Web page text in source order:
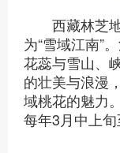
西藏林芝地
为“雪域江南”
花蕊与雪山、
的壮美与浪漫
域桃花的魅力
每年3月中上旬